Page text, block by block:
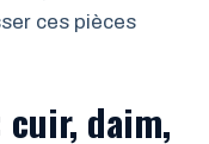
ces pièces
daim,